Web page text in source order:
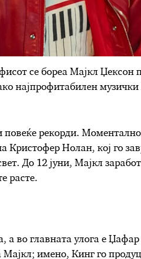
се бореа Мајкл Џексон
најпрофитабилен
повеќе рекорди.
Кристофер Нолан, кој го
До 12 јуни, Мајкл
расте.
во главната улога е
имено, Кинг го